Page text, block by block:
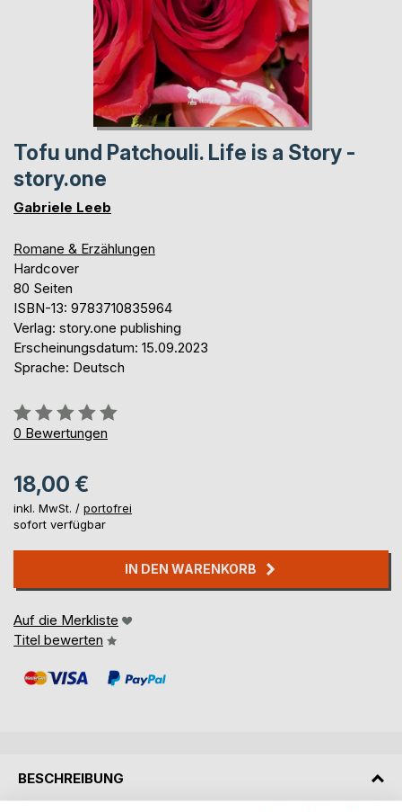
Tofu und Patchouli. Life is a Story -
story.one
Gabriele Leeb
Romane & Erzählungen
Hardcover
80 Seiten
ISBN-13: 9783710835964
Verlag: story.one publishing
Erscheinungsdatum: 15.09.2023
Sprache: Deutsch
Bewertung::
0%
0 Bewertungen
18,00 €
inkl. MwSt. / portofrei
sofort verfügbar
IN DEN WARENKORB
Auf die Merkliste
Titel bewerten
BESCHREIBUNG